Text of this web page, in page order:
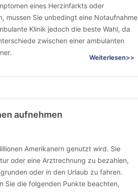
eines Herzinfarkts oder
mussen Sie unbedingt eine Notaufnahme
Klinik jedoch die beste Wahl, da
zwischen einer ambulanten
Weiterlesen>>
aufnehmen
Amerikanern genutzt wird. Sie
oder eine Arztrechnung zu bezahlen,
oder in den Urlaub zu fahren.
Sie die folgenden Punkte beachten,